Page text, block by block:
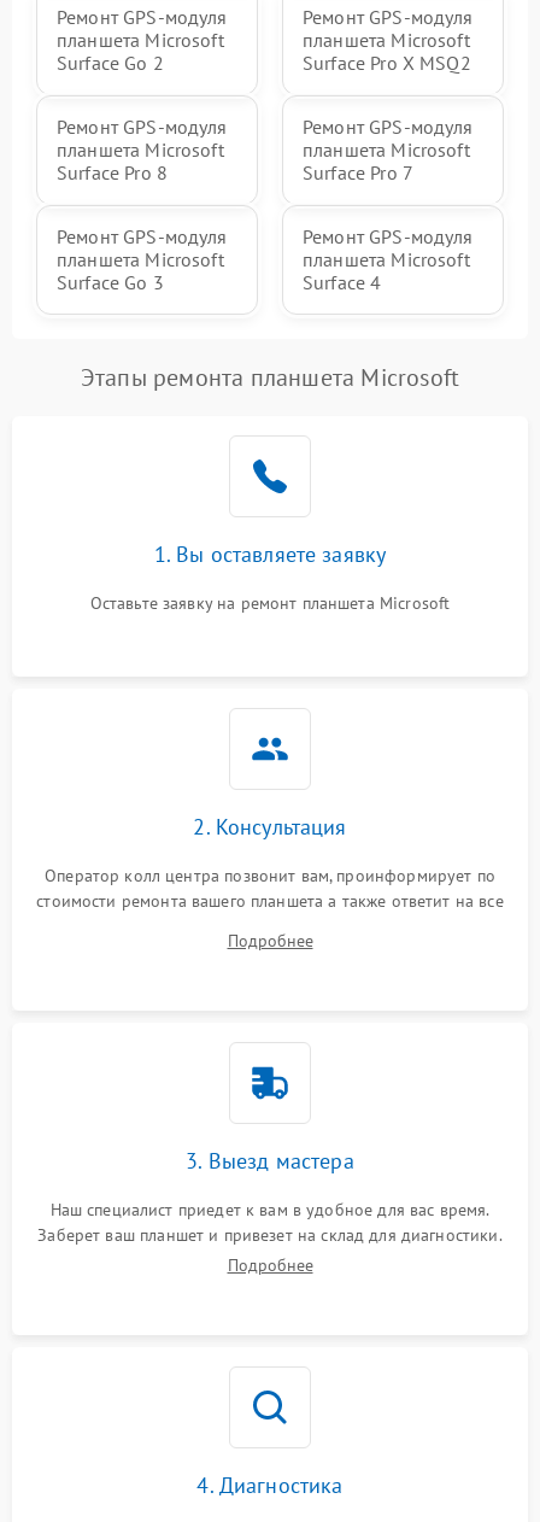
Ремонт GPS-модуля
планшета Microsoft
Surface Go 2
Ремонт GPS-модуля
планшета Microsoft
Surface Pro X MSQ2
Ремонт GPS-модуля
планшета Microsoft
Surface Pro 8
Ремонт GPS-модуля
планшета Microsoft
Surface Pro 7
Ремонт GPS-модуля
планшета Microsoft
Surface Go 3
Ремонт GPS-модуля
планшета Microsoft
Surface 4
Этапы ремонта планшета Microsoft
1. Вы оставляете заявку
Оставьте заявку на ремонт планшета Microsoft
2. Консультация
Оператор колл центра позвонит вам, проинформирует по
стоимости ремонта вашего планшета а также ответит на все
Подробнее
3. Выезд мастера
Наш специалист приедет к вам в удобное для вас время.
Заберет ваш планшет и привезет на склад для диагностики.
Подробнее
4. Диагностика